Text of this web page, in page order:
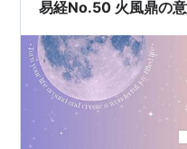
易経No.50 火風鼎の